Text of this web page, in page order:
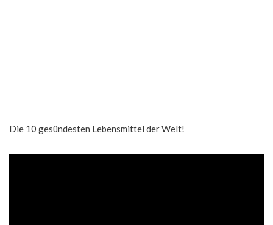
Die 10 gesündesten Lebensmittel der Welt!